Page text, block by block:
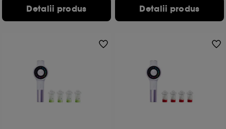
Detalii produs Detalii produs